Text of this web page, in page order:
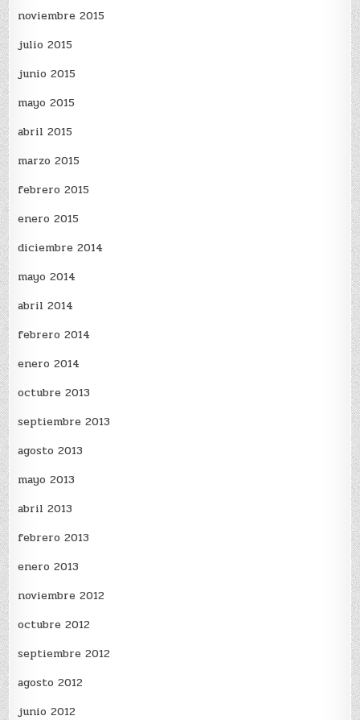
noviembre 2015
julio 2015
junio 2015
mayo 2015
abril 2015
marzo 2015
febrero 2015
enero 2015
diciembre 2014
mayo 2014
abril 2014
febrero 2014
enero 2014
octubre 2013
septiembre 2013
agosto 2013
mayo 2013
abril 2013
febrero 2013
enero 2013
noviembre 2012
octubre 2012
septiembre 2012
agosto 2012
junio 2012